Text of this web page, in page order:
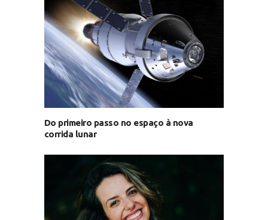
Do primeiro passo no espaço à nova
corrida lunar